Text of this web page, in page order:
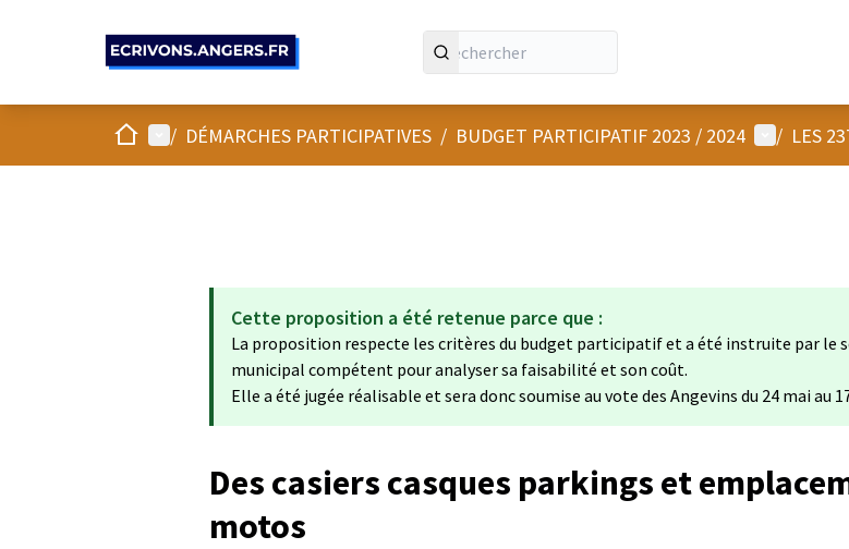
AccueilMenu principal
/ DÉMARCHES PARTICIPATIVES / BUDGET PARTICIPATIF 2023 / 2024 Menu
/ LES
Cette proposition a été retenue parce que :
La proposition respecte les critères du budget participatif et a été instruite par le
municipal compétent pour analyser sa faisabilité et son coût.
Elle a été jugée réalisable et sera donc soumise au vote des Angevins du 24 mai au
Des casiers casques parkings et
motos